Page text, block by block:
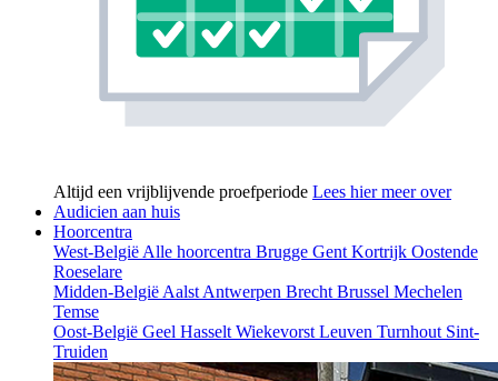
Altijd een vrijblijvende proefperiode Lees hier meer over
Audicien aan huis
Hoorcentra
West-België Alle hoorcentra Brugge Gent Kortrijk Oostende
Roeselare
Midden-België Aalst Antwerpen Brecht Brussel Mechelen
Temse
Oost-België Geel Hasselt Wiekevorst Leuven Turnhout Sint-
Truiden